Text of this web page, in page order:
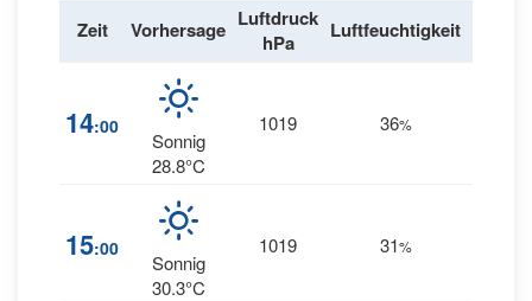
Zeit Vorhersage Luftdruck
hPa
Luftfeuchtigkeit
14:00
Sonnig
28.8°C
1019 36%
15:00
Sonnig
30.3°C
1019 31%